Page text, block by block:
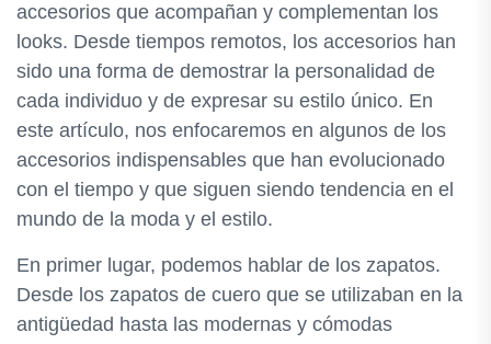
accesorios que acompañan y complementan los
looks. Desde tiempos remotos, los accesorios han
sido una forma de demostrar la personalidad de
cada individuo y de expresar su estilo único. En
este artículo, nos enfocaremos en algunos de los
accesorios indispensables que han evolucionado
con el tiempo y que siguen siendo tendencia en el
mundo de la moda y el estilo.
En primer lugar, podemos hablar de los zapatos.
Desde los zapatos de cuero que se utilizaban en la
antigüedad hasta las modernas y cómodas